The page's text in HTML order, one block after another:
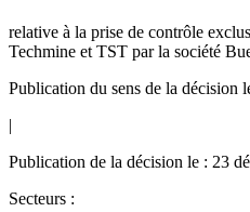
relative à la prise de contrôle
Techmine et TST par la société
Publication du sens de la décision
|
Publication de la décision le : 23
Secteurs :